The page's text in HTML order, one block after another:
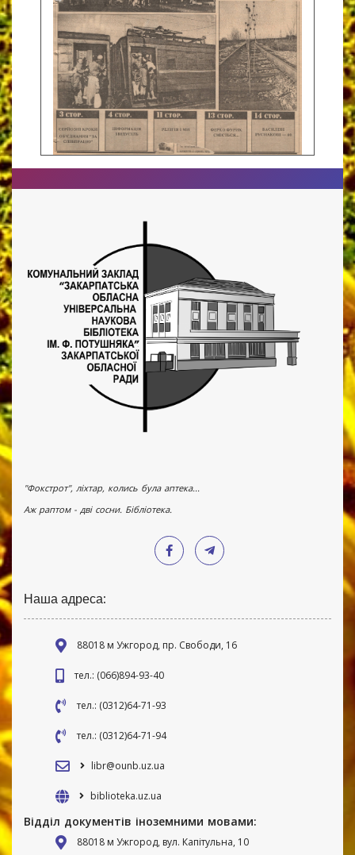
"Фокстрот", ліхтар, колись була аптека...
Аж раптом - дві сосни. Бібліотека.
Наша адреса:
88018 м Ужгород, пр. Свободи, 16
тел.: (066)894-93-40
тел.: (0312)64-71-93
тел.: (0312)64-71-94
libr@ounb.uz.ua
biblioteka.uz.ua
Відділ документів іноземними мовами:
88018 м Ужгород, вул. Капітульна, 10